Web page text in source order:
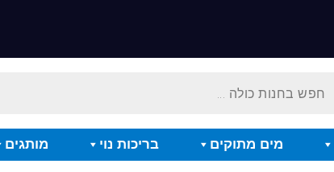
מים מתוקים בריכות נוי מותגים